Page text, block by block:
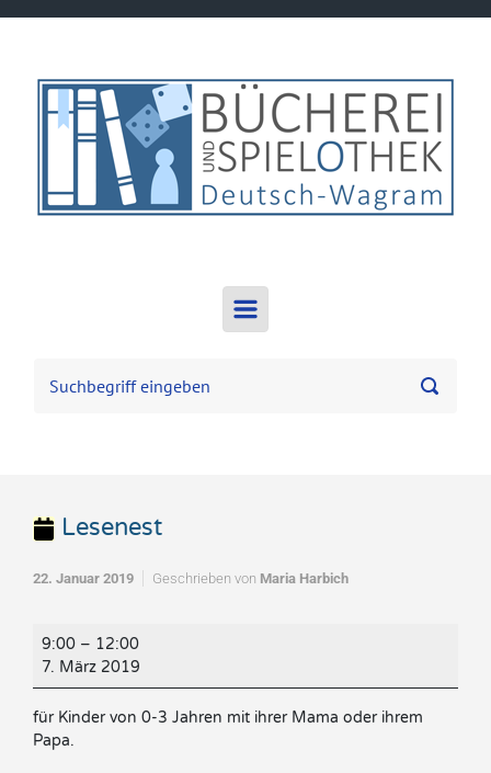
Lesenest
22. Januar 2019 Geschrieben von Maria Harbich
Lesenest
9:00 – 12:00
7. März 2019
für Kinder von 0-3 Jahren mit ihrer Mama oder ihrem
Papa.